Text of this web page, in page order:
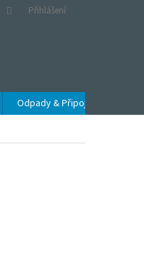
Přihlášení
Odpady & Připojení